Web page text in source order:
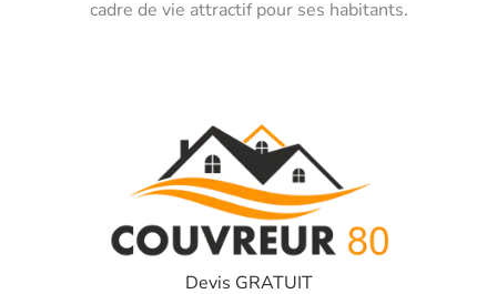
cadre de vie attractif pour ses habitants.
Devis GRATUIT